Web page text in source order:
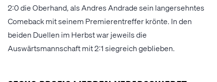
2:0 die Oberhand, als Andres Andrade sein langersehntes
Comeback mit seinem Premierentreffer krönte. In den
beiden Duellen im Herbst war jeweils die
Auswärtsmannschaft mit 2:1 siegreich geblieben.